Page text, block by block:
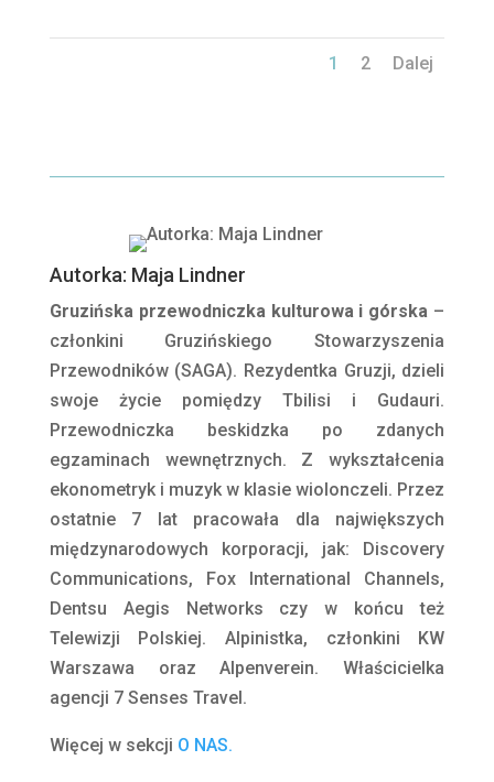
1 2 Dalej
Autorka: Maja Lindner
Gruzińska przewodniczka kulturowa i górska –
członkini Gruzińskiego Stowarzyszenia
Przewodników (SAGA). Rezydentka Gruzji, dzieli
swoje życie pomiędzy Tbilisi i Gudauri.
Przewodniczka beskidzka po zdanych
egzaminach wewnętrznych. Z wykształcenia
ekonometryk i muzyk w klasie wiolonczeli. Przez
ostatnie 7 lat pracowała dla największych
międzynarodowych korporacji, jak: Discovery
Communications, Fox International Channels,
Dentsu Aegis Networks czy w końcu też
Telewizji Polskiej. Alpinistka, członkini KW
Warszawa oraz Alpenverein. Właścicielka
agencji 7 Senses Travel.
Więcej w sekcji O NAS.